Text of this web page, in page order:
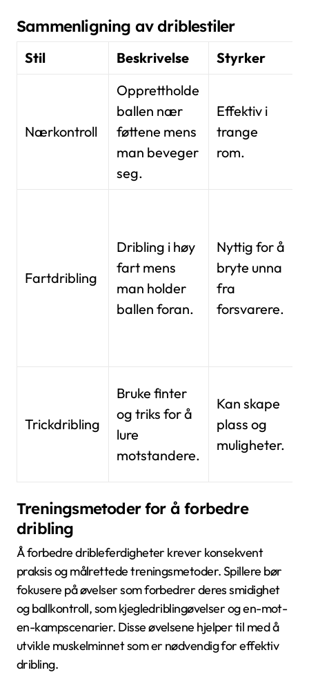
Sammenligning av driblestiler
Stil Beskrivelse Styrker
Nærkontroll
Opprettholde
ballen nær
føttene mens
man beveger
seg.
Effektiv i
trange
rom.
Fartdribling
Dribling i høy
fart mens
man holder
ballen foran.
Nyttig for å
bryte unna
fra
forsvarere.
Trickdribling
Bruke finter
og triks for å
lure
motstandere.
Kan skape
plass og
muligheter.
Treningsmetoder for å forbedre
dribling
Å forbedre dribleferdigheter krever konsekvent
praksis og målrettede treningsmetoder. Spillere bør
fokusere på øvelser som forbedrer deres smidighet
og ballkontroll, som kjegledriblingøvelser og en-mot-
en-kampscenarier. Disse øvelsene hjelper til med å
utvikle muskelminnet som er nødvendig for effektiv
dribling.